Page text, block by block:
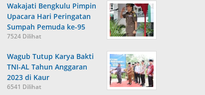
Wakajati Bengkulu Pimpin
Upacara Hari Peringatan
Sumpah Pemuda ke-95
7524 Dilihat
Wagub Tutup Karya Bakti
TNI-AL Tahun Anggaran
2023 di Kaur
6541 Dilihat